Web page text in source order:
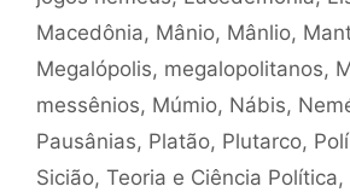
Macedônia, Mânio, Mânlio,
Megalópolis, megalopolitanos,
messênios, Múmio, Nábis,
Pausânias, Platão, Plutarco,
Sicião, Teoria e Ciência Política,